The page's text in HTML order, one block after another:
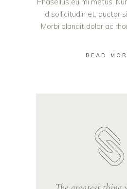
Phasellus eu mi metus.
id sollicitudin et, auctor
Morbi blandit dolor ac
READ